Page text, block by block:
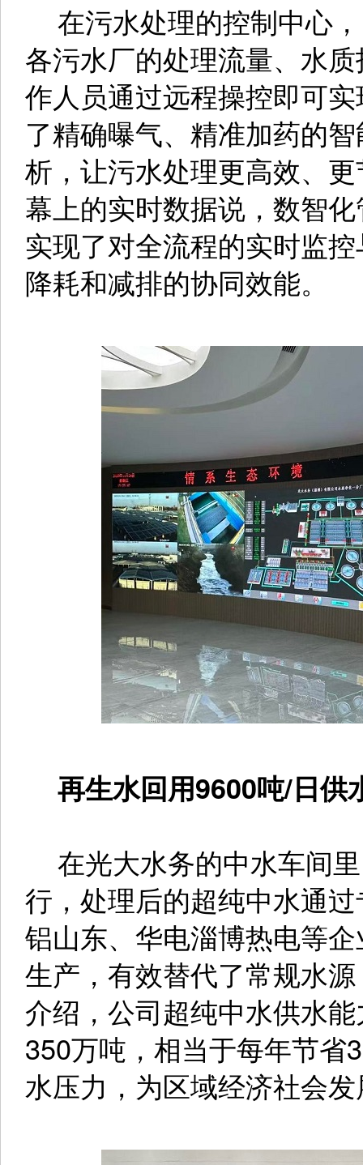
在污水处理的控制中心
各污水厂的处理流量、水
作人员通过远程操控即可
了精确曝气、精准加药的
析，让污水处理更高效、
幕上的实时数据说，数智
实现了对全流程的实时监
降耗和减排的协同效能。
再生水回用9600吨/日供
在光大水务的中水车间
行，处理后的超纯中水通
铝山东、华电淄博热电等
生产，有效替代了常规水
介绍，公司超纯中水供水
350万吨，相当于每年节省
水压力，为区域经济社会